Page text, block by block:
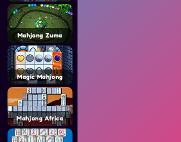
Mahjong Zuma
Magic Mahjong
Mahjong Africa